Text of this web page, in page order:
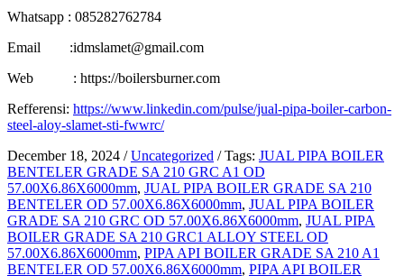
Whatsapp : 085282762784
Email :idmslamet@gmail.com
Web : https://boilersburner.com
Refferensi: https://www.linkedin.com/pulse/jual-pipa-boiler-carbon-
steel-aloy-slamet-sti-fwwrc/
December 18, 2024 / Uncategorized / Tags: JUAL PIPA BOILER
BENTELER GRADE SA 210 GRC A1 OD
57.00X6.86X6000mm, JUAL PIPA BOILER GRADE SA 210
BENTELER OD 57.00X6.86X6000mm, JUAL PIPA BOILER
GRADE SA 210 GRC OD 57.00X6.86X6000mm, JUAL PIPA
BOILER GRADE SA 210 GRC1 ALLOY STEEL OD
57.00X6.86X6000mm, PIPA API BOILER GRADE SA 210 A1
BENTELER OD 57.00X6.86X6000mm, PIPA API BOILER